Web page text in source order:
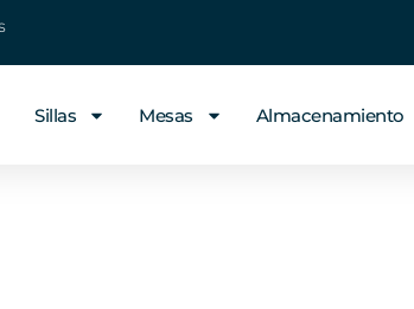
Sillas Mesas Almacenamiento